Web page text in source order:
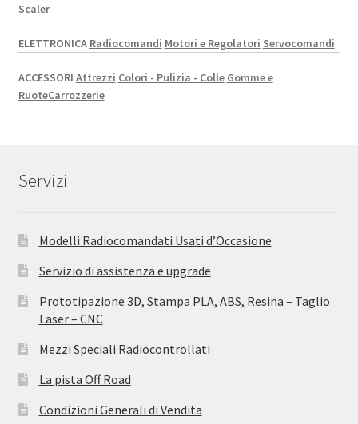
Scaler
ELETTRONICA Radiocomandi Motori e Regolatori Servocomandi
ACCESSORI Attrezzi Colori - Pulizia - Colle Gomme e
RuoteCarrozzerie
Servizi
Modelli Radiocomandati Usati d’Occasione
Servizio di assistenza e upgrade
Prototipazione 3D, Stampa PLA, ABS, Resina – Taglio
Laser – CNC
Mezzi Speciali Radiocontrollati
La pista Off Road
Condizioni Generali di Vendita